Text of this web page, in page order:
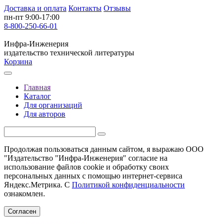
Доставка и оплата Контакты Отзывы
пн-пт 9:00-17:00
8-800-250-66-01
Инфра-Инженерия
издательство технической литературы
Корзина
Главная
Каталог
Для организаций
Для авторов
Продолжая пользоваться данным сайтом, я выражаю ООО
"Издательство "Инфра-Инженерия" согласие на
использование файлов cookie и обработку своих
персональных данных с помощью интернет-сервиса
Яндекс.Метрика. С Политикой конфиденциальности
ознакомлен.
Согласен